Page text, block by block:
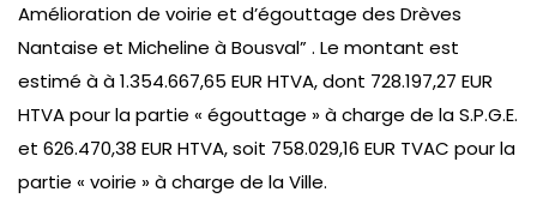
Amélioration de voirie et d’égouttage des Drèves
Nantaise et Micheline à Bousval” . Le montant est
estimé à à 1.354.667,65 EUR HTVA, dont 728.197,27 EUR
HTVA pour la partie « égouttage » à charge de la S.P.G.E.
et 626.470,38 EUR HTVA, soit 758.029,16 EUR TVAC pour la
partie « voirie » à charge de la Ville.